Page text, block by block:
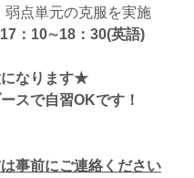
単元の克服を実施
：10∼18：30(英語)
なります★
スで自習OKです！
事前にご連絡ください